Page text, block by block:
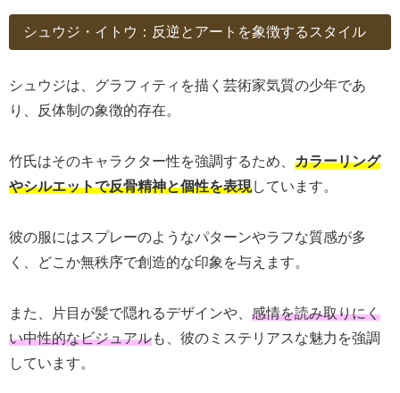
シュウジ・イトウ：反逆とアートを象徴するスタイル
シュウジは、グラフィティを描く芸術家気質の少年であ
り、反体制の象徴的存在。
竹氏はそのキャラクター性を強調するため、 カラーリング
やシルエットで反骨精神と個性を表現しています。
彼の服にはスプレーのようなパターンやラフな質感が多
く、どこか無秩序で創造的な印象を与えます。
また、片目が髪で隠れるデザインや、 感情を読み取りにく
い中性的なビジュアルも、彼のミステリアスな魅力を強調
しています。